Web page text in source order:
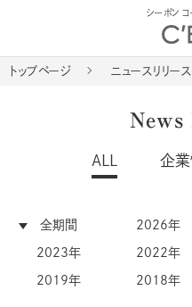
シーボン コ
トップページ ニュースリリー
News
ALL 企
全期間 2026年
2023年 2022年
2019年 2018年